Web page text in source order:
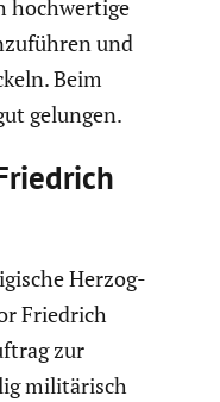
hochwer­tige
und
Beim
gelungen.
Herzog­
Friedrich
zur
militä­risch